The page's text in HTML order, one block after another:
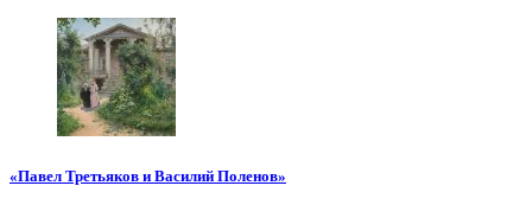
«Павел Третьяков и Василий Поленов»